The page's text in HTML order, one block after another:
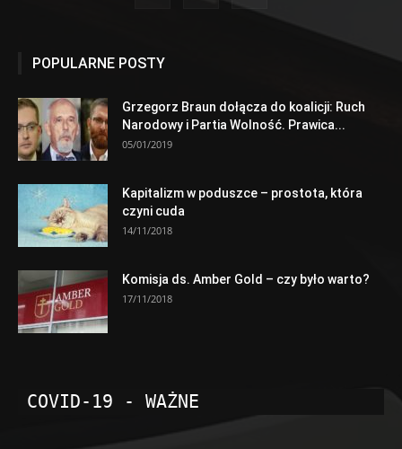
POPULARNE POSTY
Grzegorz Braun dołącza do koalicji: Ruch
Narodowy i Partia Wolność. Prawica...
05/01/2019
Kapitalizm w poduszce – prostota, która
czyni cuda
14/11/2018
Komisja ds. Amber Gold – czy było warto?
17/11/2018
COVID-19 - WAŻNE